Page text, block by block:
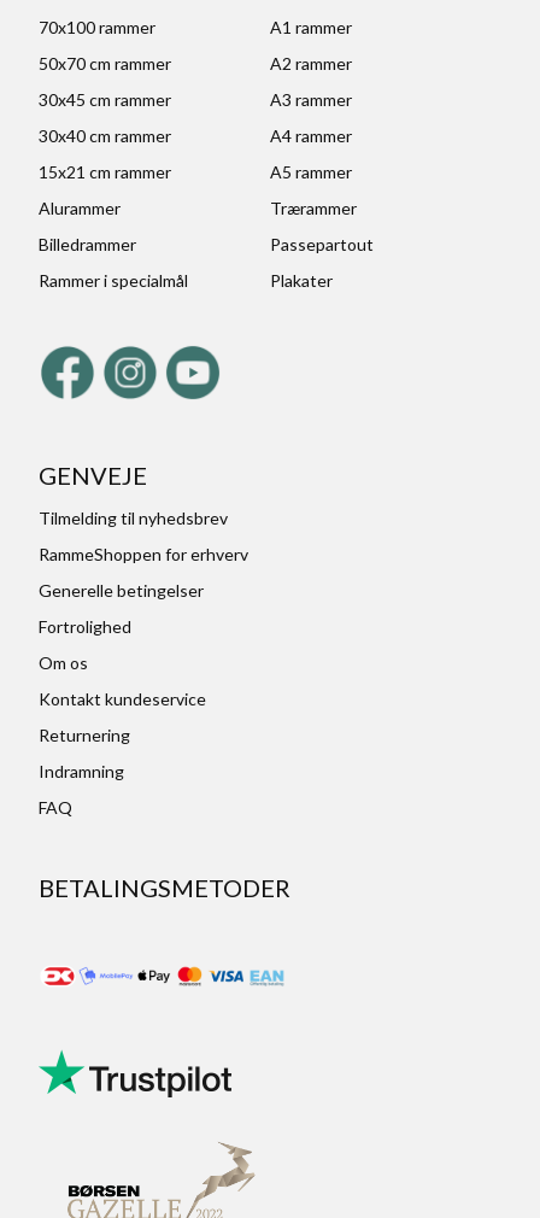
70x100 rammer
A1 rammer
50x70 cm rammer
A2 rammer
30x45 cm rammer
A3 rammer
30x40 cm rammer
A4 rammer
15x21 cm rammer
A5 rammer
Alurammer
Trærammer
Billedrammer
Passepartout
Rammer i specialmål
Plakater
GENVEJE
Tilmelding til nyhedsbrev
RammeShoppen for erhverv
Generelle betingelser
Fortrolighed
Om os
Kontakt kundeservice
Returnering
Indramning
FAQ
BETALINGSMETODER